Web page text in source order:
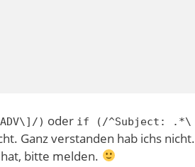
) oder if (/^Subject: .*\
Ganz verstanden hab ichs nicht.
bitte melden.